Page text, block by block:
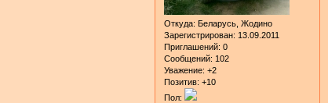
Откуда: Беларусь, Жодино
Зарегистрирован: 13.09.2011
Приглашений: 0
Сообщений: 102
Уважение: +2
Позитив: +10
Пол: